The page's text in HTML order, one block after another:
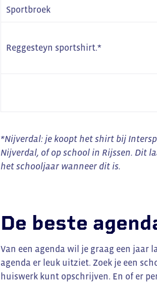
Sportbroek
Reggesteyn sportshirt.*
*Nijverdal: je koopt het shirt bij
Nijverdal, of op school in Rijssen. Dit
het schooljaar wanneer dit is.
De beste
Van een agenda wil je graag een jaar
agenda er leuk uitziet. Zoek je een
huiswerk kunt opschrijven. En of er